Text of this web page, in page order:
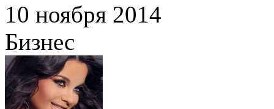
10 ноября 2014
Бизнес